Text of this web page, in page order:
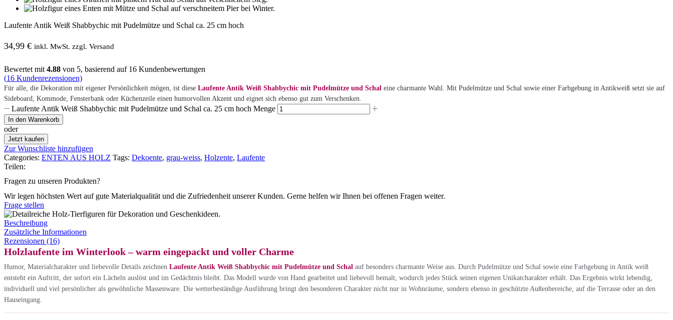
Laufente Antik Weiß Shabbychic mit Pudelmütze und Schal ca. 25 cm hoch
34,99 € inkl. MwSt. zzgl. Versand
Bewertet mit 4.88 von 5, basierend auf 16 Kundenbewertungen
(16 Kundenrezensionen)
Für alle, die Dekoration mit eigener Persönlichkeit mögen, ist diese Laufente Antik Weiß Shabbychic mit Pudelmütze und Schal eine charmante Wahl. Mit Pudelmütze und Schal sowie einer Farbgebung in Antikweiß setzt sie auf
Sideboard, Kommode, Fensterbank oder Küchenzeile einen humorvollen Akzent und eignet sich ebenso gut zum Verschenken.
Laufente Antik Weiß Shabbychic mit Pudelmütze und Schal ca. 25 cm hoch Menge
In den Warenkorb
oder
Jetzt kaufen
Zur Wunschliste hinzufügen
Categories: ENTEN AUS HOLZ Tags: Dekoente, grau-weiss, Holzente, Laufente
Teilen:
Fragen zu unseren Produkten?
Wir legen höchsten Wert auf gute Materialqualität und die Zufriedenheit unserer Kunden. Gerne helfen wir Ihnen bei offenen Fragen weiter.
Frage stellen
Beschreibung
Zusätzliche Informationen
Rezensionen (16)
Holzlaufente im Winterlook – warm eingepackt und voller Charme
Humor, Materialcharakter und liebevolle Details zeichnen Laufente Antik Weiß Shabbychic mit Pudelmütze und Schal auf besonders charmante Weise aus. Durch Pudelmütze und Schal sowie eine Farbgebung in Antik weiß
entsteht ein Auftritt, der sofort ein Lächeln auslöst und im Gedächtnis bleibt. Das Modell wurde von Hand gearbeitet und liebevoll bemalt, wodurch jedes Stück seinen eigenen Unikatcharakter erhält. Das Ergebnis wirkt lebendig,
individuell und viel persönlicher als gewöhnliche Massenware. Die wetterbeständige Ausführung bringt den besonderen Charakter nicht nur in Wohnräume, sondern ebenso in geschützte Außenbereiche, auf die Terrasse oder an den
Hauseingang.